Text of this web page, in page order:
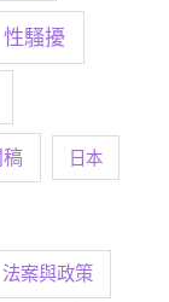
性騷擾
日本
法案與政策